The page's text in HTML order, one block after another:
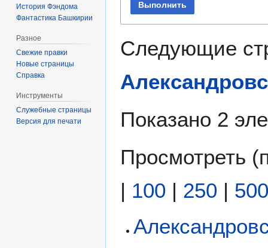
Выполнить
Следующие
Показано 2
Просмотреть (
| 100 | 250 | 500
История Фэндома
Фантастика Башкирии
Разное
Свежие правки
Новые страницы
Справка
Инструменты
Служебные страницы
Версия для печати